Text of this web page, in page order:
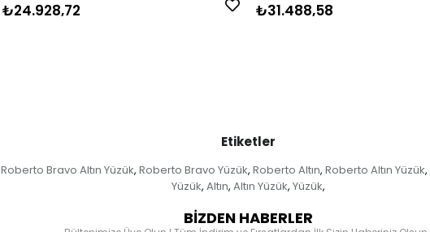
₺24.928,72 ₺31.488,58
Etiketler
Roberto Bravo Altın Yüzük, Roberto Bravo Yüzük, Roberto Altın, Roberto Altın Yüzük,
Yüzük, Altın, Altın Yüzük, Yüzük,
BİZDEN HABERLER